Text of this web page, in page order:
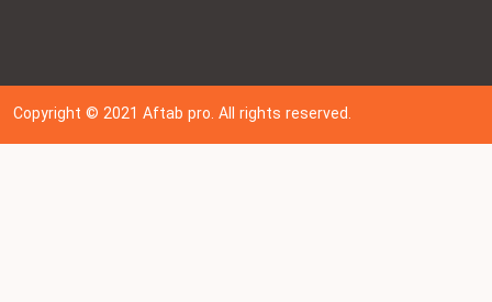
Copyright © 202 1Aftab pro. All rights reserved.